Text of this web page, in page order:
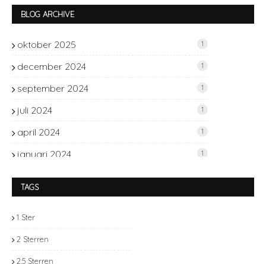
BLOG ARCHIVE
oktober 2025 1
december 2024 1
september 2024 1
juli 2024 1
april 2024 1
januari 2024 1
november 2023
oktober 2023 1
september 2023
juli 2023
TAGS
1 Ster
2 Sterren
2.5 Sterren